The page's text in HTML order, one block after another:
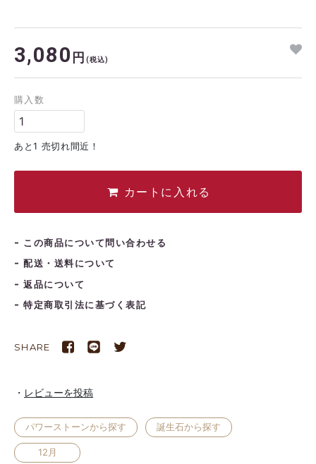
この商品について問い合わせる
配送・送料について
返品について
特定商取引法に基づく表記
SHARE
レビューを投稿
パワーストーンから探す 誕生石から探す
12月
3,080 円 (税込)
購入数
あと1 売切れ間近！
カートに入れる